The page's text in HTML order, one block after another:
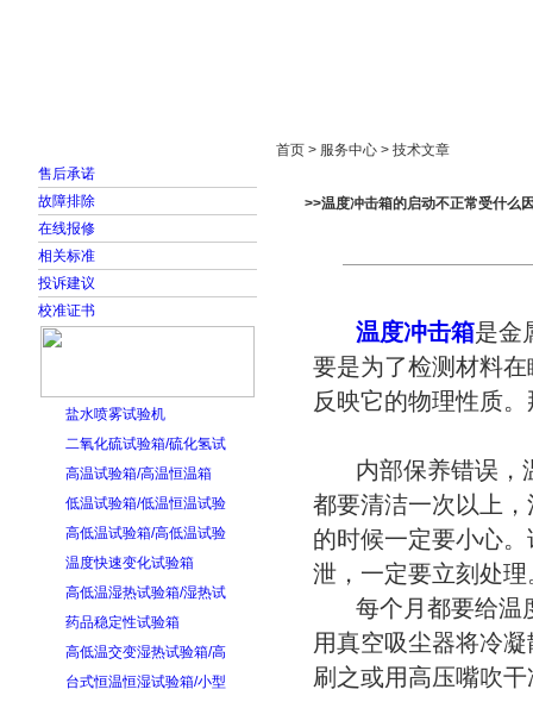
售后承诺
故障排除
在线报修
相关标准
投诉建议
校准证书
盐水喷雾试验机
二氧化硫试验箱/硫化氢试
高温试验箱/高温恒温箱
低温试验箱/低温恒温试验
高低温试验箱/高低温试验
温度快速变化试验箱
高低温湿热试验箱/湿热试
药品稳定性试验箱
高低温交变湿热试验箱/高
台式恒温恒湿试验箱/小型
首页 > 服务中心 > 技术文章
>>温度冲击箱的启动不正常受什么
温度冲击箱是金
要是为了检测材料
反映它的物理性质
内部保养错误，温
都要清洁一次以上
的时候一定要小心
泄，一定要立刻处理
每个月都要给温度
用真空吸尘器将冷
刷之或用高压嘴吹